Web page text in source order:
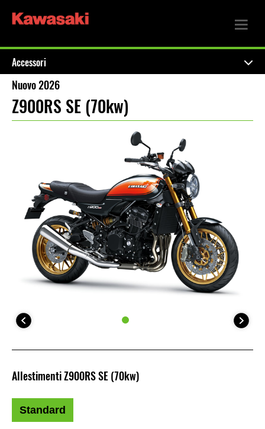
Accessori
Nuovo 2026
Z900RS SE (70kw)
Allestimenti Z900RS SE (70kw)
Standard